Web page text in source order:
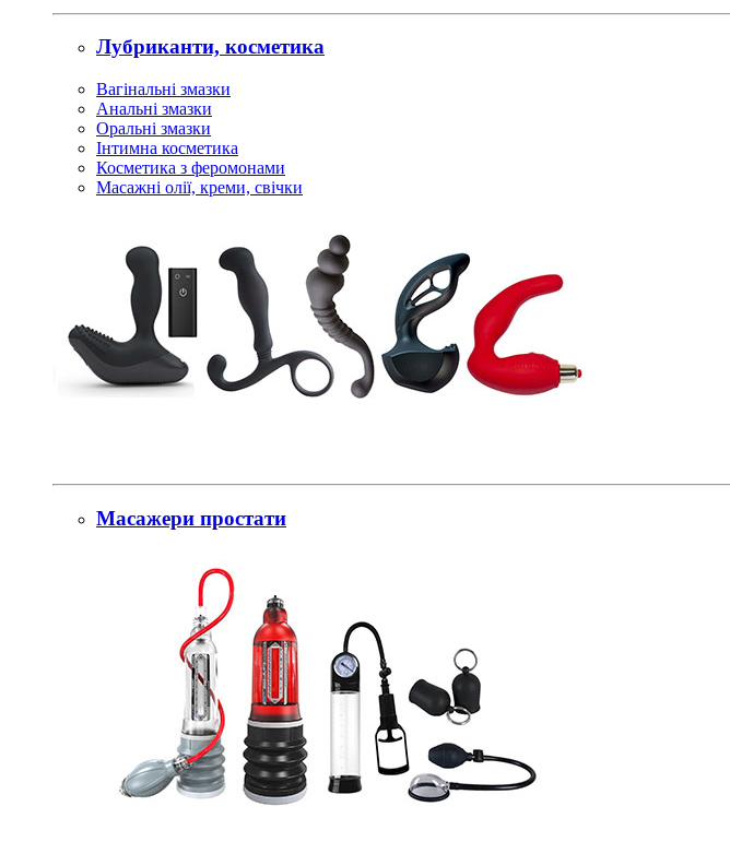
Лубриканти, косметика
Вагінальні змазки
Анальні змазки
Оральні змазки
Інтимна косметика
Косметика з феромонами
Масажні олії, креми, свічки
Масажери простати